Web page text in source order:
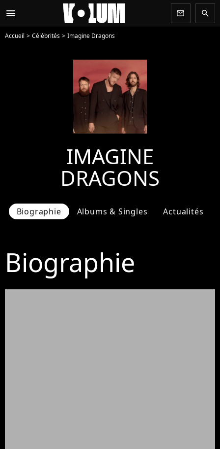
menu newsletter search
Accueil Célébrités Imagine Dragons
IMAGINE
DRAGONS
Biographie Albums & Singles Actualités
Biographie